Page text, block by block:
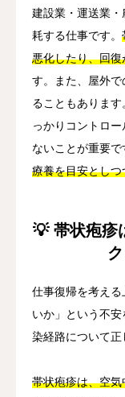
建設業・運送業
耗する仕事です。
悪化したり、回
す。また、屋外
ることもありま
っかりコントロ
ないことが重要で
療養を目安とし
💡 帯状疱疹
仕事復帰を考え
いか」という不
染経路について正
帯状疱疹は、空